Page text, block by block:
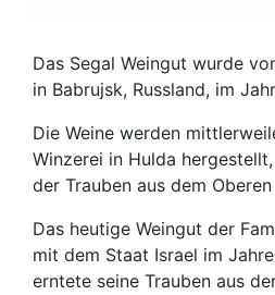
Das Segal Weingut wurde
in Babrujsk, Russland, im
Die Weine werden
Winzerei in Hulda
der Trauben aus dem
Das heutige Weingut der
mit dem Staat Israel im
erntete seine Trauben aus